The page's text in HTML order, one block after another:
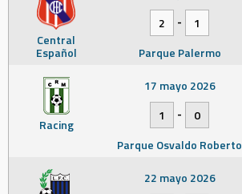
Central
Español
2
-
1
Parque Palermo
Racing
17 mayo 2026
1
-
0
Parque Osvaldo Roberto
22 mayo 2026